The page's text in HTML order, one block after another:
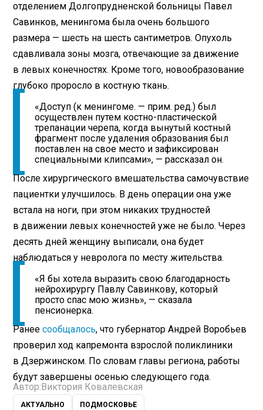
отделением Долгопрудненской больницы Павел
Савинков, менингома была очень большого
размера — шесть на шесть сантиметров. Опухоль
сдавливала зоны мозга, отвечающие за движение
в левых конечностях. Кроме того, новообразование
глубоко проросло в костную ткань.
«Доступ (к менингоме. — прим. ред.) был
осуществлен путем костно-пластической
трепанации черепа, когда вынутый костный
фрагмент после удаления образования был
поставлен на свое место и зафиксирован
специальными клипсами», — рассказал он.
После хирургического вмешательства самочувствие
пациентки улучшилось. В день операции она уже
встала на ноги, при этом никаких трудностей
в движении левых конечностей уже не было. Через
десять дней женщину выписали, она будет
наблюдаться у невролога по месту жительства.
«Я бы хотела выразить свою благодарность
нейрохирургу Павлу Савинкову, который
просто спас мою жизнь», — сказала
пенсионерка.
Ранеесообщалось, что губернатор Андрей Воробьев
проверил ход капремонта взрослой поликлиники
в Дзержинском. По словам главы региона, работы
будут завершены осенью следующего года.
Автор:Виктория Ковалевская
АКТУАЛЬНО ПОДМОСКОВЬЕ